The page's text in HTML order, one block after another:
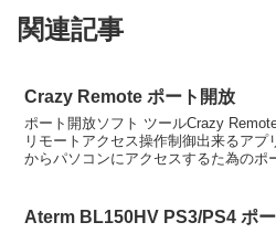
関連記事
Crazy Remote ポート開放
ポート開放ソフト ツールCrazy
リモートアクセス操作制御出来るア
からパソコンにアクセスするた為のポ
Aterm BL150HV PS3/PS4 ポ